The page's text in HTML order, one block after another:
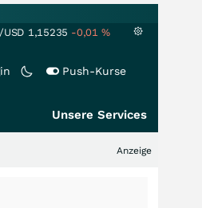
USD 1,15235 -0,01 %
Push-Kurse
Unsere Services
Anzeige